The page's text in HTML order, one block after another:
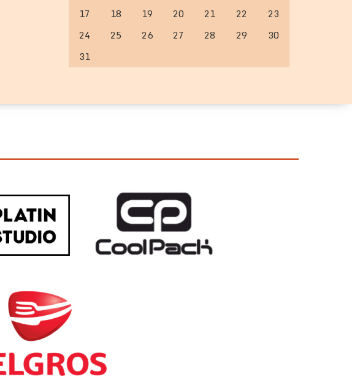
17
18 19 20 21 22
23
24
25 26 27 28 29
30
31